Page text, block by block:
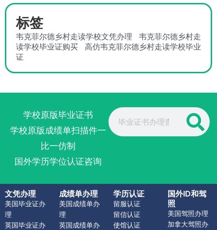
标签
韦克菲尔德乡村走读学校文凭办理
韦克菲尔德乡村走
读学校毕业证购买
高仿韦克菲尔德乡村走读学校毕业
证
学校原版毕业证书
学校原版成绩单扫描件一
比一仿制
国外学历学位认证咨询
Search
文凭办理
美国毕业证办
理
英国毕业证办
成绩单办理
美国成绩单办
理
英国成绩单办
学历认证
留服认证
留信认证
使馆认证
国外ID和驾
照
美国驾照办理
加拿大驾照办